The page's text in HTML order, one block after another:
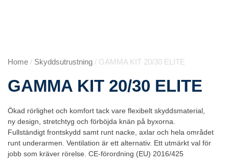
Home / Skyddsutrustning / GAMMA KIT 20/30 ELITE
GAMMA KIT 20/30 ELITE
Ökad rörlighet och komfort tack vare flexibelt skyddsmaterial,
ny design, stretchtyg och förböjda knän på byxorna.
Fullständigt frontskydd samt runt nacke, axlar och hela området
runt underarmen. Ventilation är ett alternativ. Ett utmärkt val för
jobb som kräver rörelse. CE-förordning (EU) 2016/425